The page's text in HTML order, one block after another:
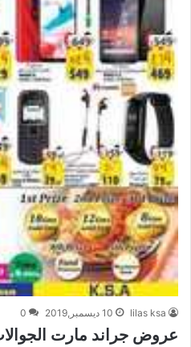
lilas ksa 10 ديسمبر,2019 0